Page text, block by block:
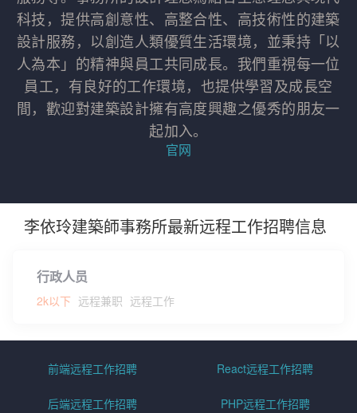
科技，提供高創意性、高整合性、高技術性的建築
設計服務，以創造人類優質生活環境，並秉持「以
人為本」的精神與員工共同成長。我們重視每一位
員工，有良好的工作環境，也提供學習及成長空
間，歡迎對建築設計擁有高度興趣之優秀的朋友一
起加入。
官网
李依玲建築師事務所最新远程工作招聘信息
行政人员
2k以下 远程兼职 远程工作
前端远程工作招聘 React远程工作招聘
后端远程工作招聘 PHP远程工作招聘